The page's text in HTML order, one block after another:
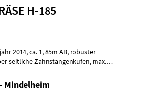
H-185
2014, ca. 1, 85m AB, robuster
seitliche Zahnstangenkufen, max.
Mindelheim